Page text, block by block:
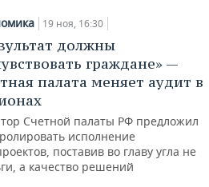
19 ноя, 16:30
должны
граждане» —
палата меняет аудит в
Счетной палаты РФ предложил
исполнение
поставив во главу угла не
а качество решений